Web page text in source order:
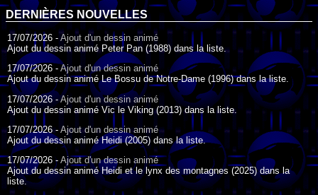
DERNIÈRES NOUVELLES
17/07/2026 - Ajout d'un dessin animé
Ajout du dessin animé Peter Pan (1988) dans la liste.
17/07/2026 - Ajout d'un dessin animé
Ajout du dessin animé Le Bossu de Notre-Dame (1996) dans la liste.
17/07/2026 -Ajout d'un dessin animé
Ajout du dessin animé Vic le Viking (2013) dans la liste.
17/07/2026 -Ajout d'un dessin animé
Ajout du dessin animé Heidi (2005) dans la liste.
17/07/2026 - Ajout d'un dessin animé
Ajout du dessin animé Heidi et le lynx des montagnes (2025) dans la
liste.